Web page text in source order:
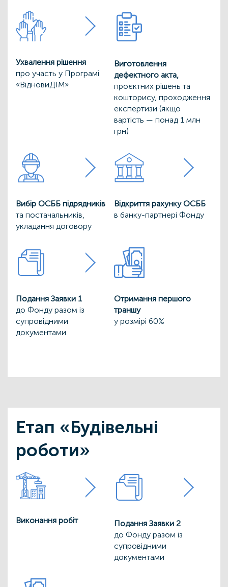
Ухвалення рішення
про участь у Програмі
«ВідновиДІМ»
Виготовлення
дефектного акта,
проєктних рішень та
кошторису, проходження
експертизи (якщо
вартість — понад 1 млн
грн)
Вибір ОСББ підрядників
та постачальників,
укладання договору
Відкриття рахунку ОСББ
в банку-партнері Фонду
Подання Заявки 1
до Фонду разом із
супровідними
документами
Отримання першого
траншу
у розмірі 60%
Етап «Будівельні
роботи»
Виконання робіт
Подання Заявки 2
до Фонду разом із
супровідними
документами